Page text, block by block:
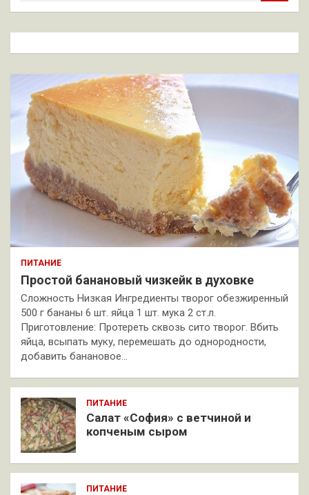
к
ПИТАНИЕ
Простой банановый чизкейк в духовке
Сложность Низкая Ингредиенты творог обезжиренный
500 г бананы 6 шт. яйца 1 шт. мука 2 ст.л.
Приготовление: Протереть сквозь сито творог. Вбить
яйца, всыпать муку, перемешать до однородности,
добавить банановое…
ПИТАНИЕ
Салат «София» с ветчиной и
копченым сыром
ПИТАНИЕ